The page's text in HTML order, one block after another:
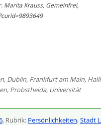
Marita Krauss, Gemeinfrei,
, Dublin, Frankfurt am Main,
, Probstheida, Universität
, Rubrik: Persönlichkeiten,Stadt